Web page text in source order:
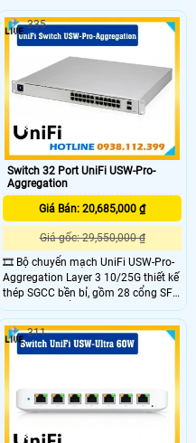
Switch 32 Port UniFi USW-Pro-
Aggregation
Giá Bán: 20,685,000 ₫
Giá gốc: 29,550,000 ₫
🎞 Bộ chuyển mạch UniFi USW-Pro-
Aggregation Layer 3 10/25G thiết kế
thép SGCC bền bỉ, gồm 28 cổng SFP
1/10G và 4 cổng SFP28 1/10/25G.
Tổng lưu lượng 380 Gbps, chuyển
mạch 760 Gbps, tỷ lệ chuyển tiếp
565,44 Mpps. Trang bị màn hình
cảm ứng 1,3 inch, hoạt động ổn
định trong dải nhiệt -5 đến 40°C.
335
311